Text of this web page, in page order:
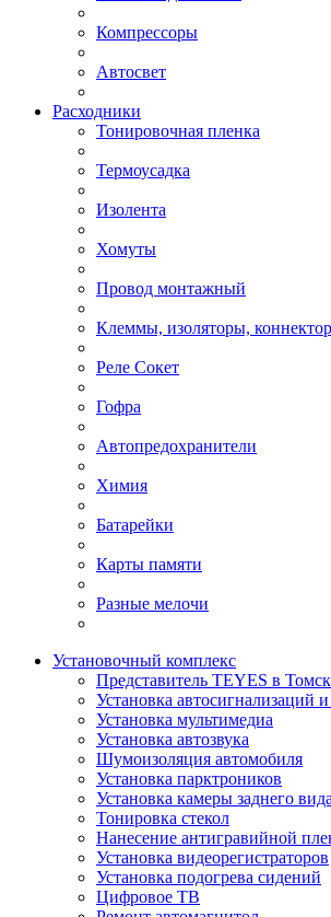
Компрессоры
Автосвет
Расходники
Тонировочная пленка
Термоусадка
Изолента
Хомуты
Провод монтажный
Клеммы, изоляторы,
Реле Сокет
Гофра
Автопредохранители
Химия
Батарейки
Карты памяти
Разные мелочи
Установочный комплекс
Представитель TEYES в
Установка автосигнализаций и
Установка мультимедиа
Установка автозвука
Шумоизоляция автомобиля
Установка парктроников
Установка камеры заднего вида
Тонировка стекол
Нанесение антигравийной
Установка видеорегистраторов
Установка подогрева сидений
Цифровое ТВ